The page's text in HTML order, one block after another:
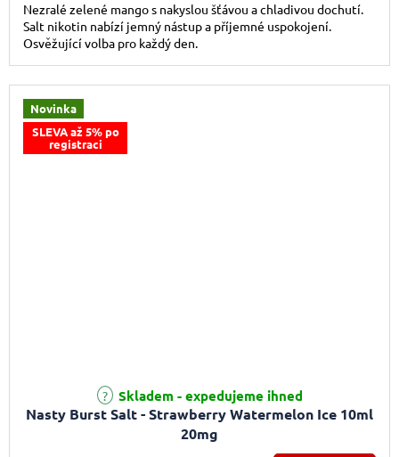
Nezralé zelené mango s nakyslou šťávou a chladivou dochutí.
Salt nikotin nabízí jemný nástup a příjemné uspokojení.
Osvěžující volba pro každý den.
Novinka
SLEVA až 5% po
registraci
Nasty Burst Salt - Strawberry Watermelon Ice 10ml
20mg
Skladem - expedujeme ihned